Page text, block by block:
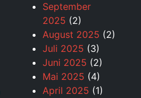
September
2025 (2)
August 2025 (2)
Juli 2025 (3)
Juni 2025 (2)
Mai 2025 (4)
April 2025 (1)